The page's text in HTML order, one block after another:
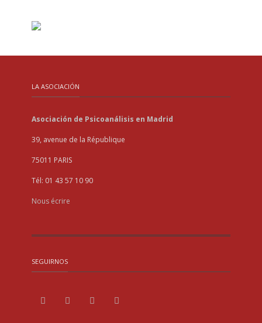
LA ASOCIACIÓN
Asociación de Psicoanálisis en Madrid
39, avenue de la République
75011 PARIS
Tél: 01 43 57 10 90
Nous écrire
SEGUIRNOS